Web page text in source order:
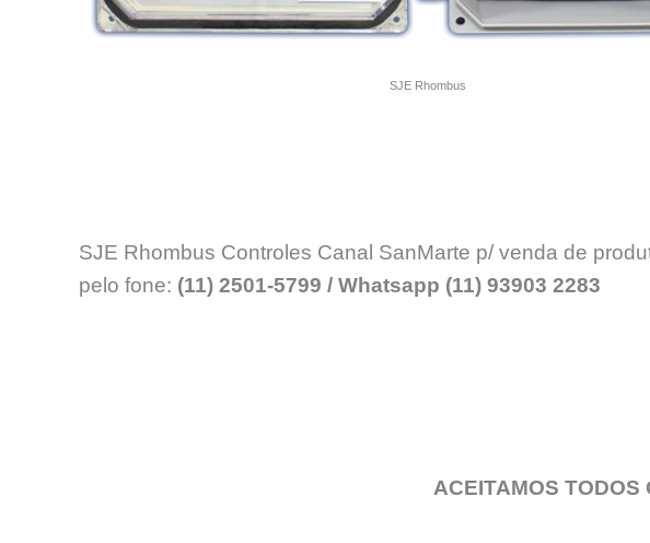
SJE Rhombus
SJE Rhombus Controles Canal SanMarte p/ venda de
pelo fone: (11) 2501-5799 / Whatsapp (11) 93903 2283
ACEITAMOS TODOS